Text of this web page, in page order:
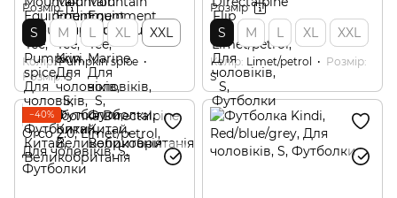
Розмір
S M L XL XXL
Колір Pumpkin spice
Розмір S
Розмір
S M L XL XXL
Колір Limet/petrol
Розмір
S
−40%